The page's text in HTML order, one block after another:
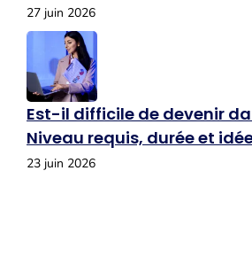
27 juin 2026
Est-il difficile de devenir
Niveau requis, durée et
23 juin 2026